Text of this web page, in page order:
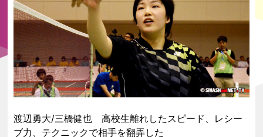
渡辺勇大/三橋健也 高校生離れしたスピード、レシー
ブ力、テクニックで相手を翻弄した